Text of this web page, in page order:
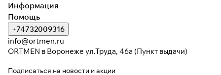
Информация
Помощь
+74732009316
info@ortmen.ru
ORTMEN в Воронеже ул.Труда, 46а (Пункт выдачи)
Подписаться на новости и акции